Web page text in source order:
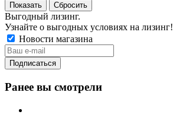
Сбросить
Выгодный лизинг.
Узнайте о выгодных условиях на лизинг!
Новости магазина
Ранее вы смотрели